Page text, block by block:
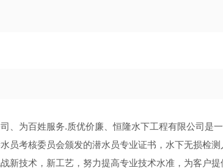
、为百姓服务.质优价廉、恒隆水下工程有限公司是
员考核委员会颁发的潜水员专业证书，水下无损检
新技术，新工艺，努力提高专业技术水准，为客户提